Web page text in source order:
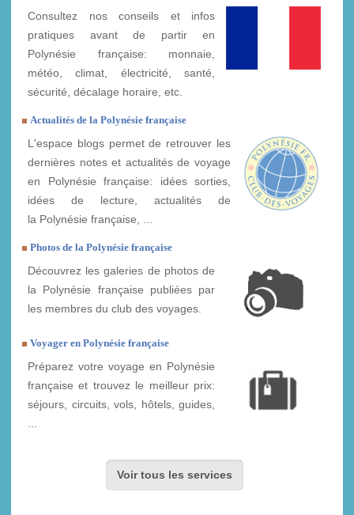
Consultez nos conseils et infos
pratiques avant de partir en
Polynésie française: monnaie,
météo, climat, électricité, santé,
sécurité, décalage horaire, etc.
Actualités de la Polynésie française
L'espace blogs permet de retrouver les
dernières notes et actualités de voyage
en Polynésie française: idées sorties,
idées de lecture, actualités de
la Polynésie française, ...
Photos de la Polynésie française
Découvrez les galeries de photos de
la Polynésie française publiées par
les membres du club des voyages.
Voyager en Polynésie française
Préparez votre voyage en Polynésie
française et trouvez le meilleur prix:
séjours, circuits, vols, hôtels, guides,
...
Voir tous les services